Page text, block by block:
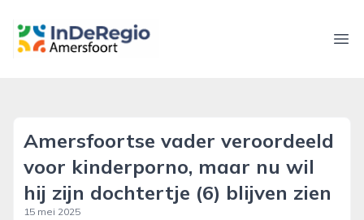
inderegioamersfoort.nl
Amersfoortse vader veroordeeld
voor kinderporno, maar nu wil
hij zijn dochtertje (6) blijven zien
15 mei 2025